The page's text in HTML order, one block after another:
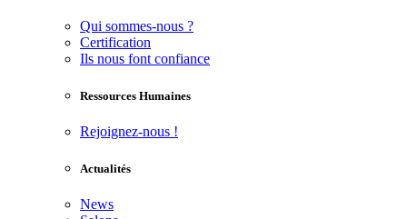
Qui sommes-nous ?
Certification
Ils nous font confiance
Ressources Humaines
Rejoignez-nous !
Actualités
News